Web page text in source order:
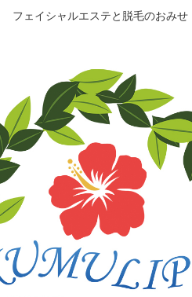
フェイシャルエステと脱毛のおみせ